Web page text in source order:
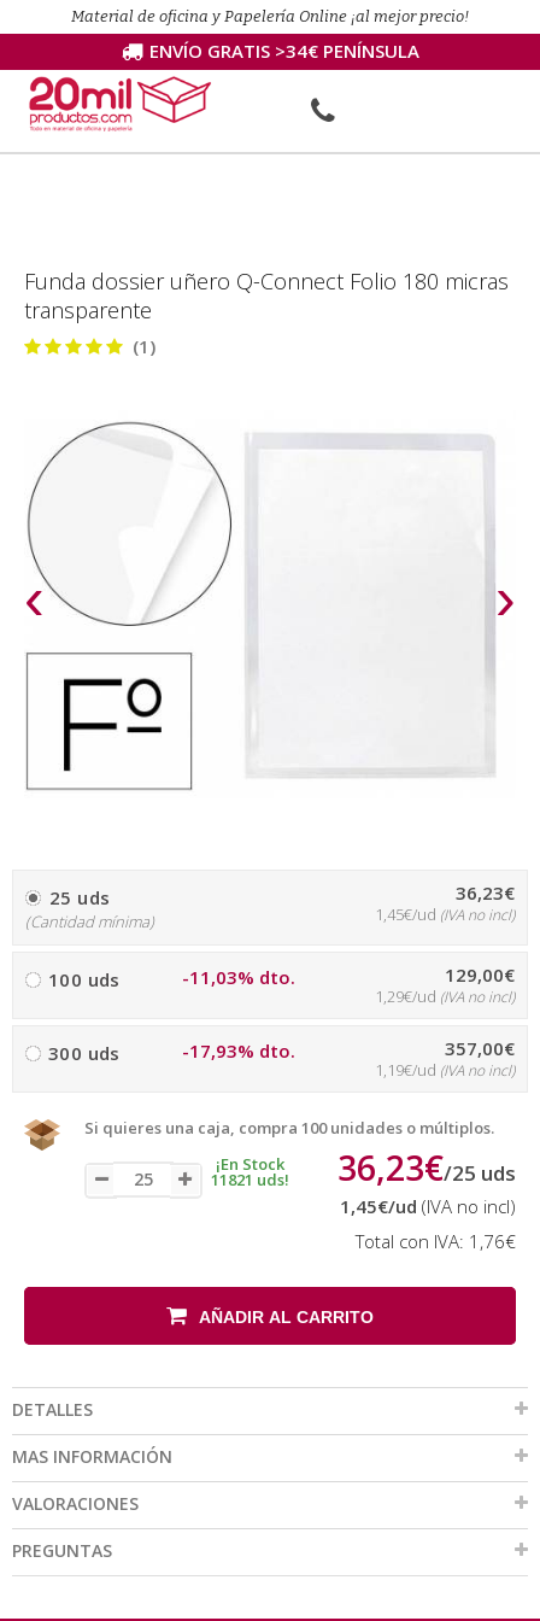
Material de oficina y Papelería Online ¡al mejor precio!
ENVÍO GRATIS >34€ PENÍNSULA
Funda dossier uñero Q-Connect Folio 180 micras
transparente
(1)
‹ ›
25 uds
(Cantidad mínima)
36,23€
1,45€/ud (IVA no incl)
100 uds -11,03% dto. 129,00€
1,29€/ud (IVA no incl)
300 uds -17,93% dto. 357,00€
1,19€/ud (IVA no incl)
Si quieres una caja, compra 100 unidades o múltiplos.
¡En Stock
11821 uds! 36,23€/25 uds
1,45€/ud (IVA no incl)
Total con IVA: 1,76€
AÑADIR AL CARRITO
DETALLES
MAS INFORMACIÓN
VALORACIONES
PREGUNTAS